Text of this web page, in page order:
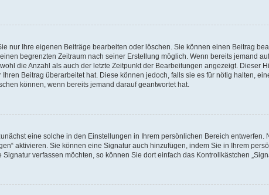
nur Ihre eigenen Beiträge bearbeiten oder löschen. Sie können einen Beitrag
begrenzten Zeitraum nach seiner Erstellung möglich. Wenn bereits jemand
die Anzahl als auch der letzte Zeitpunkt der Bearbeitungen angezeigt. Dieser
Beitrag überarbeitet hat. Diese können jedoch, falls sie es für nötig halten,
können, wenn bereits jemand darauf geantwortet hat.
eine solche in den Einstellungen in Ihrem persönlichen Bereich entwerfen.
aktivieren. Sie können eine Signatur auch hinzufügen, indem Sie in Ihrem
verfassen möchten, so können Sie dort einfach das Kontrollkästchen